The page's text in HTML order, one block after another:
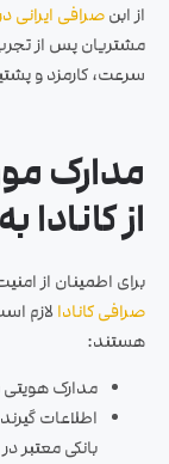
از ابنصرافی ایرانی
مشتریان پس از
سرعت، کارمزد و
مدارک
از کانادا
برای اطمینان از
صرافی کانادا لازم
هستند:
مدارک هویتی
اطلاعات
بانکی معتبر